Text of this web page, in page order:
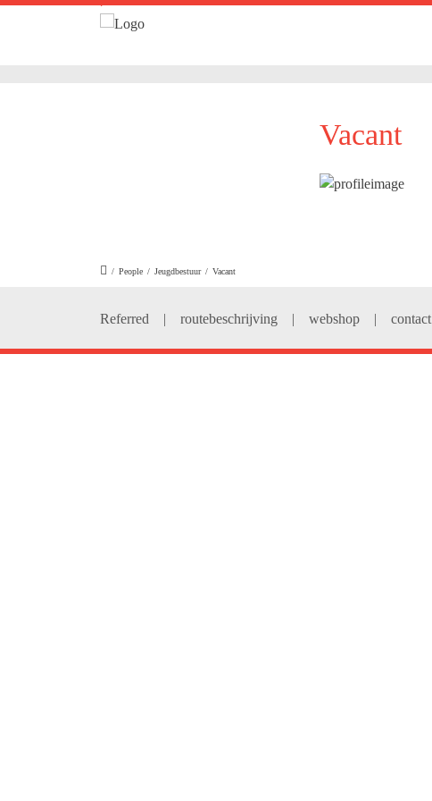
Vacant
/ People / Jeugdbestuur / Vacant
Referred | routebeschrijving | webshop | contact